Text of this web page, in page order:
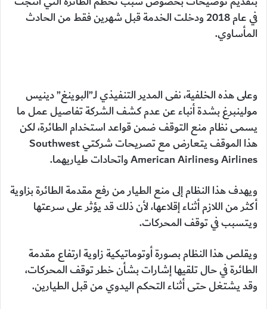
في عام 2018 ودخلت الخدمة قبل شهرين فقط من الحادث
المأساوي.
وعلى هذه الخلفية، نفى المدير التنفيذي لـ”البوينغ” دينيس
مولينبرغ بشدة أنباء عن عدم كشف الشركة تفاصيل عمل ما
يسمى نظام منع التوقف ضمن قواعد استخدام الطائرة، لكن
هذا الموقف يتعارض مع تصريحات شركتي Southwest
Airlines وAmerican Airlines واتحادات طياريهما.
ويهدف هذا النظام إلى منع الطيار من رفع مقدمة الطائرة بزاوية
أكثر من اللازم أثناء إقلاعها، لأن ذلك قد يؤثر على سرعتها
ويتسبب في توقف المحركات.
ويقلص هذا النظام بصورة أوتوماتيكية زاوية ارتفاع مقدمة
الطائرة في حال تلقيها إشارات بشأن خطر توقف المحركات،
وقد يشتغل حتى أثناء التحكم اليدوي من قبل الطيارين.